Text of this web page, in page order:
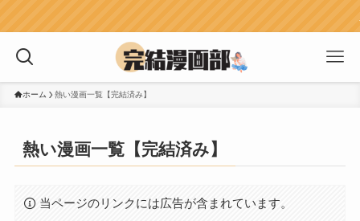
ホーム 熱い漫画一覧【完結済み】
熱い漫画一覧【完結済み】
当ページのリンクには広告が含まれています。